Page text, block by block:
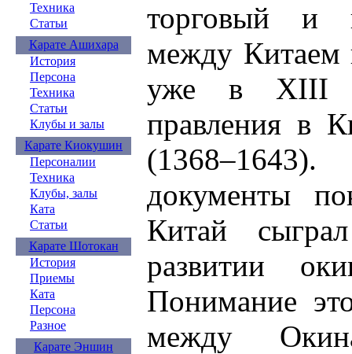
Техника
Статьи
Карате Ашихара
История
Персона
Техника
Статьи
Клубы и залы
Карате Киокушин
Персоналии
Техника
Клубы, залы
Ката
Статьи
Карате Шотокан
История
Приемы
Ката
Персона
Разное
Карате Эншин
торговый и
между Китаем
уже в XIII
правления в
документы
Китай
развитии
Понимание
между